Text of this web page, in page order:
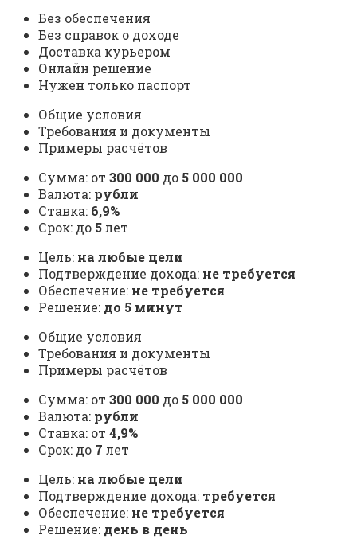
Без обеспечения
Без справок о доходе
Доставка курьером
Онлайн решение
Нужен только паспорт
Общие условия
Требования и документы
Примеры расчётов
Сумма: от 300 000 до 5 000 000
Валюта: рубли
Ставка: 6,9%
Срок: до 5лет
Цель: на любые цели
Подтверждение дохода: не требуется
Обеспечение: не требуется
Решение: до 5 минут
Общие условия
Требования и документы
Примеры расчётов
Сумма: от 300 000 до 5 000 000
Валюта: рубли
Ставка: от 4,9%
Срок: до 7 лет
Цель: на любые цели
Подтверждение дохода: требуется
Обеспечение: не требуется
Решение: день в день